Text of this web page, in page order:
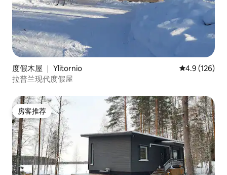
度假木屋 ｜ Ylitornio 平均评分 4.9
4.9 (126)
拉普兰现代度假屋
房客推荐
房客推荐